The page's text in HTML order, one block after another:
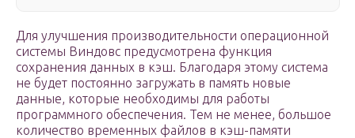
Для улучшения производительности операционной
системы Виндовс предусмотрена функция
сохранения данных в кэш. Благодаря этому система
не будет постоянно загружать в память новые
данные, которые необходимы для работы
программного обеспечения. Тем не менее, большое
количество временных файлов в кэш-памяти